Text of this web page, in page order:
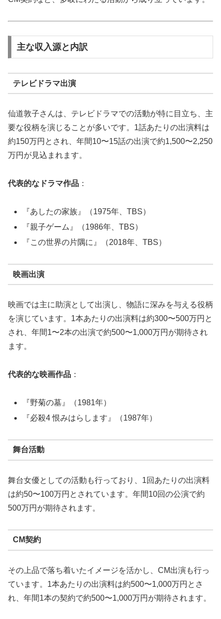
主な収入源と内訳
テレビドラマ出演
仙道敦子さんは、テレビドラマでの活動が特に目立ち、主
要な役柄を演じることが多いです。1話あたりの出演料は
約150万円とされ、年間10〜15話の出演で約1,500〜2,250
万円が見込まれます。
代表的なドラマ作品 ：
『あしたの家族』（1975年、TBS）
『親子ゲーム』（1986年、TBS）
『この世界の片隅に』（2018年、TBS）
映画出演
映画では主に助演として出演し、物語に深みを与える役柄
を演じています。1本あたりの出演料は約300〜500万円と
され、年間1〜2本の出演で約500〜1,000万円が期待され
ます。
代表的な映画作品 ：
『野菊の墓』（1981年）
『必殺4 恨みはらします』（1987年）
舞台活動
舞台女優としての活動も行っており、1回あたりの出演料
は約50〜100万円とされています。年間10回の公演で約
500万円が期待されます。
CM契約
その上品で落ち着いたイメージを活かし、CM出演も行っ
ています。1本あたりの出演料は約500〜1,000万円とさ
れ、年間1本の契約で約500〜1,000万円が期待されます。